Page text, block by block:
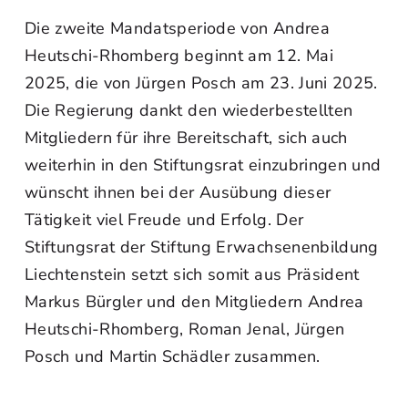
Die zweite Mandatsperiode von Andrea
Heutschi-Rhomberg beginnt am 12. Mai
2025, die von Jürgen Posch am 23. Juni 2025.
Die Regierung dankt den wiederbestellten
Mitgliedern für ihre Bereitschaft, sich auch
weiterhin in den Stiftungsrat einzubringen und
wünscht ihnen bei der Ausübung dieser
Tätigkeit viel Freude und Erfolg. Der
Stiftungsrat der Stiftung Erwachsenenbildung
Liechtenstein setzt sich somit aus Präsident
Markus Bürgler und den Mitgliedern Andrea
Heutschi-Rhomberg, Roman Jenal, Jürgen
Posch und Martin Schädler zusammen.